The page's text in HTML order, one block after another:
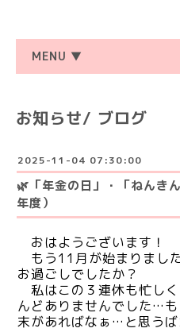
MENU ▼
お知らせ/ ブログ
2025-11-04 07:30:00
🌿「年金の日」・「ねんき
年度）
おはようございます！
もう11月が始まりまし
お過ごしでしたか？
私はこの３連休も忙し
んどありませんでした…
末があればなぁ…と思うば